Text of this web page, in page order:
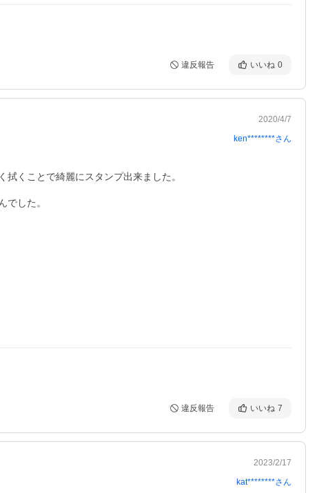
違反報告 いいね 0
2020/4/7
ken********さん
くことで綺麗にスタンプ出来ました。
した。
違反報告 いいね 7
2023/2/17
kat********さん